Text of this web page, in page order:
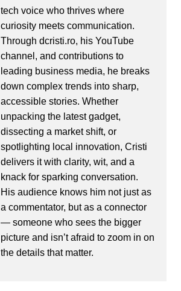
tech voice who thrives where
curiosity meets communication.
Through dcristi.ro, his YouTube
channel, and contributions to
leading business media, he breaks
down complex trends into sharp,
accessible stories. Whether
unpacking the latest gadget,
dissecting a market shift, or
spotlighting local innovation, Cristi
delivers it with clarity, wit, and a
knack for sparking conversation.
His audience knows him not just as
a commentator, but as a connector
— someone who sees the bigger
picture and isn’t afraid to zoom in on
the details that matter.